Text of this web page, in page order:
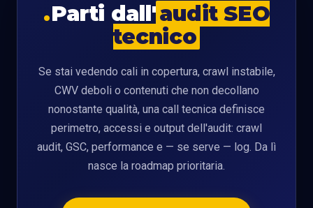
Parti dall'audit SEO
tecnico
Se stai vedendo cali in copertura, crawl instabile,
CWV deboli o contenuti che non decollano
nonostante qualità, una call tecnica definisce
perimetro, accessi e output dell'audit: crawl
audit, GSC, performance e — se serve — log. Da lì
nasce la roadmap prioritaria.